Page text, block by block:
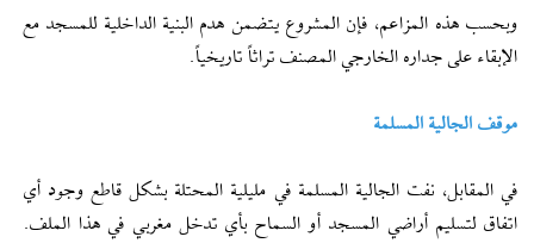
وبحسب هذه المزاعم، فإن المشروع يتضمن هدم البنية الداخلية للمسجد مع
الإبقاء على جداره الخارجي المصنف تراثاً تاريخياً.
موقف الجالية المسلمة
في المقابل، نفت الجالية المسلمة في مليلية المحتلة بشكل قاطع وجود أي
اتفاق لتسليم أراضي المسجد أو السماح بأي تدخل مغربي في هذا الملف.